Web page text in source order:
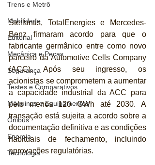
Trens e Metrô
Mobilidade
Editorial
Mecânica e Peças
Segurança
Testes e Comparativos
Máquinas e Equipamentos
Ônibus
Energia
Tecnologia
Stellantis, TotalEnergies e Mercedes-
Benz firmaram acordo para que o
fabricante germânico entre como novo
parceiro da Automotive Cells Company
(ACC). Após seu ingresso, os
acionistas se comprometem a aumentar
a capacidade industrial da ACC para
pelo menos 120 GWh até 2030. A
transação está sujeita a acordo sobre a
documentação definitiva e as condições
habituais de fechamento, incluindo
aprovações regulatórias.